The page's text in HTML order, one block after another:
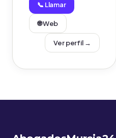
📞 Llamar
🌐 Web
Ver perfil →